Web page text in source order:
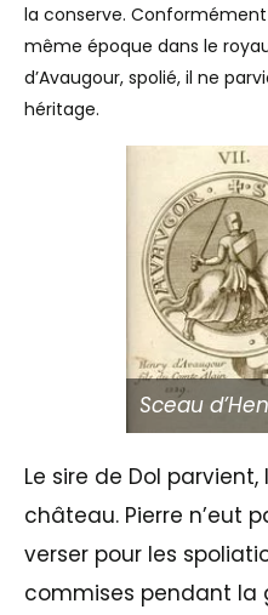
la conserve.
même époque dans le
d’Avaugour, spolié, il ne
héritage.
Sceau
Le sire de Dol
château. Pierre n’eut
verser pour les
commises pendant la